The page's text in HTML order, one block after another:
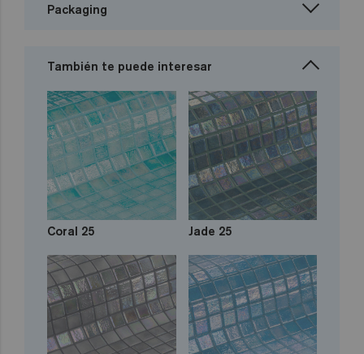
Packaging
También te puede interesar
Coral 25 Jade 25